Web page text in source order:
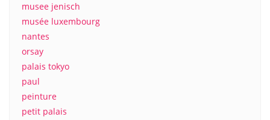
musee jenisch
musée luxembourg
nantes
orsay
palais tokyo
paul
peinture
petit palais